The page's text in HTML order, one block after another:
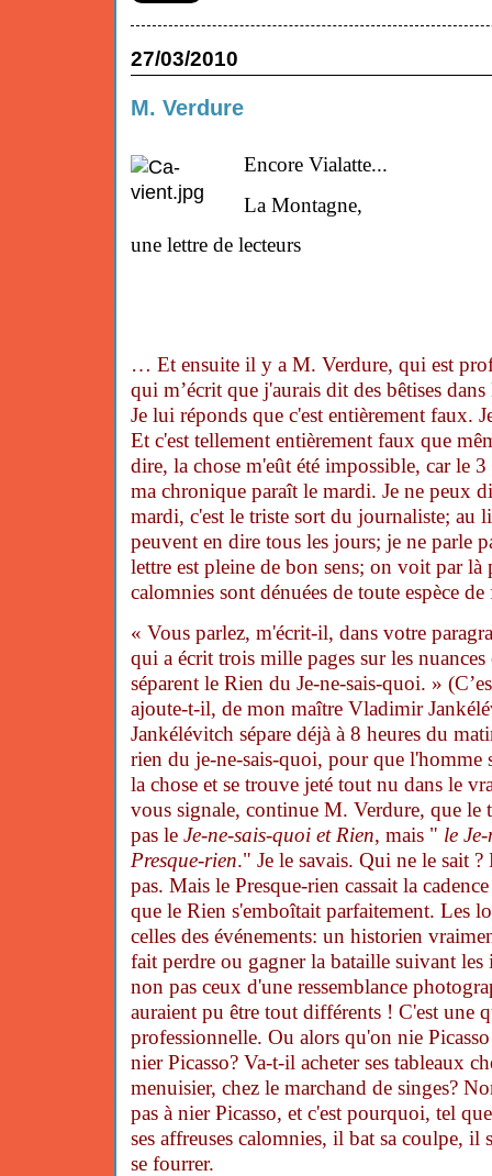
27/03/2010
M. Verdure
Encore Vialatte...
La Montagne,
une lettre de lecteurs
… Et ensuite il y a M. Verdure, qui est
qui m’écrit que j'aurais dit des bêtises
Je lui réponds que c'est entièrement faux.
Et c'est tellement entièrement faux que
dire, la chose m'eût été impossible, car le
ma chronique paraît le mardi. Je ne peux
mardi, c'est le triste sort du journaliste; au
peuvent en dire tous les jours; je ne parle
lettre est pleine de bon sens; on voit par là
calomnies sont dénuées de toute espèce
« Vous parlez, m'écrit-il, dans votre
qui a écrit trois mille pages sur les
séparent le Rien du Je-ne-sais-quoi. »
ajoute-t-il, de mon maître Vladimir
Jankélévitch sépare déjà à 8 heures du
rien du je-ne-sais-quoi, pour que l'homme
la chose et se trouve jeté tout nu dans le
vous signale, continue M. Verdure, que le
pas le Je-ne-sais-quoi et Rien, mais " le
Presque-rien." Je le savais. Qui ne le sait
pas. Mais le Presque-rien cassait la
que le Rien s'emboîtait parfaitement. Les
celles des événements: un historien
fait perdre ou gagner la bataille suivant les
non pas ceux d'une ressemblance
auraient pu être tout différents ! C'est une
professionnelle. Ou alors qu'on nie
nier Picasso? Va-t-il acheter ses tableaux
menuisier, chez le marchand de singes?
pas à nier Picasso, et c'est pourquoi, tel
ses affreuses calomnies, il bat sa coulpe,
se fourrer.